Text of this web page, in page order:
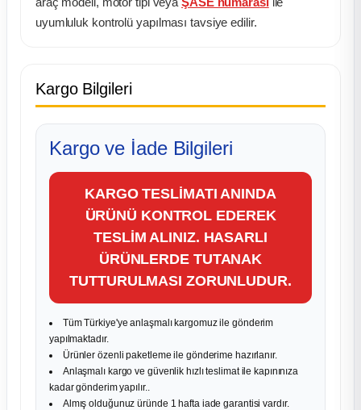
uyumluluk kontrolü yapılması tavsiye edilir.
Kargo Bilgileri
Kargo ve İade Bilgileri
KARGO TESLİMATI ANINDA
ÜRÜNÜ KONTROL EDEREK
TESLİM ALINIZ. HASARLI
ÜRÜNLERDE TUTANAK
TUTTURULMASI ZORUNLUDUR.
Tüm Türkiye'ye anlaşmalı kargomuz ile gönderim
yapılmaktadır.
Ürünler özenli paketleme ile gönderime hazırlanır.
Anlaşmalı kargo ve güvenlik hızlı teslimat ile kapınınıza
kadar gönderim yapılır..
Almış olduğunuz üründe 1 hafta iade garantisi vardır.